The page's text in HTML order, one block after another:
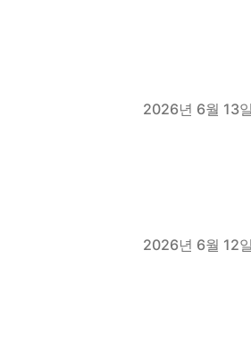
Published on
2026년 6월 13일
Published on
2026년 6월 12일